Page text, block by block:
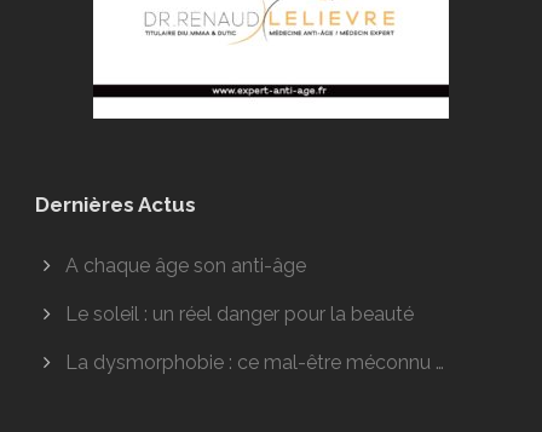
Dernières Actus
A chaque âge son anti-âge
Le soleil : un réel danger pour la beauté
La dysmorphobie : ce mal-être méconnu …